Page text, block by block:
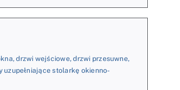
drzwi wejściowe, drzwi przesuwne,
uzupełniające stolarkę okienno-